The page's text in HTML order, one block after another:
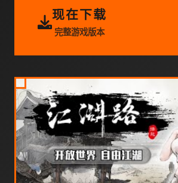
现在下载
完整游戏版本